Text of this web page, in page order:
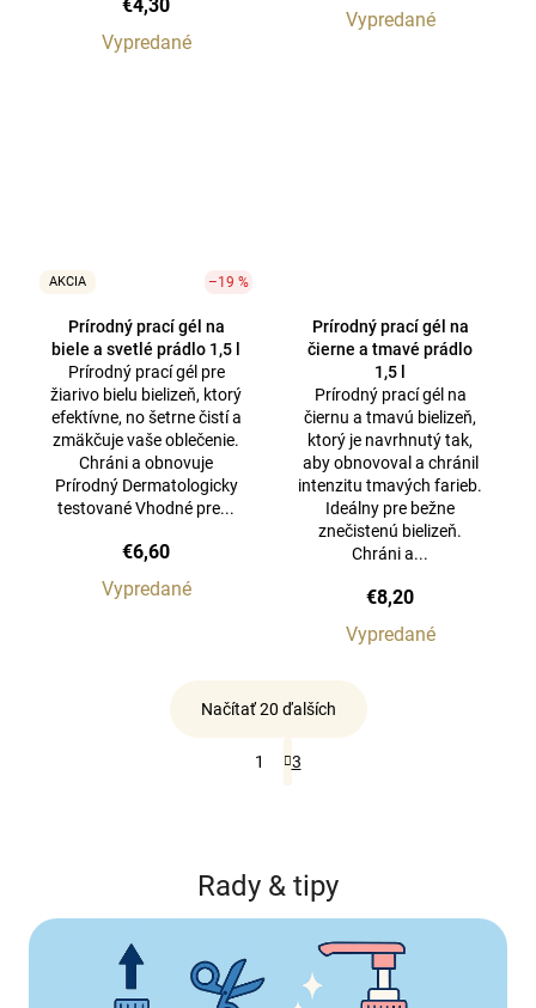
€4,30
Vypredané
Vypredané
AKCIA –19 %
Prírodný prací gél na
biele a svetlé prádlo 1,5 l
Prírodný prací gél pre
žiarivo bielu bielizeň, ktorý
efektívne, no šetrne čistí a
zmäkčuje vaše oblečenie.
Chráni a obnovuje
Prírodný Dermatologicky
testované Vhodné pre...
€6,60
Vypredané
Prírodný prací gél na
čierne a tmavé prádlo
1,5 l
Prírodný prací gél na
čiernu a tmavú bielizeň,
ktorý je navrhnutý tak,
aby obnovoval a chránil
intenzitu tmavých farieb.
Ideálny pre bežne
znečistenú bielizeň.
Chráni a...
€8,20
Vypredané
a
c
Načítať 20 ďalších
o
1 3
Rady & tipy